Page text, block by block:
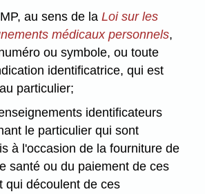
au sens de la Loi sur les
médicaux personnels,
ou symbole, ou toute
identificatrice, qui est
particulier;
identificateurs
le particulier qui sont
à l'occasion de la fourniture de
santé ou du paiement de ces
qui découlent de ces